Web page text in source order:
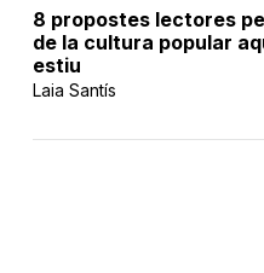
8 propostes lectores
de la cultura popular
estiu
Laia Santís